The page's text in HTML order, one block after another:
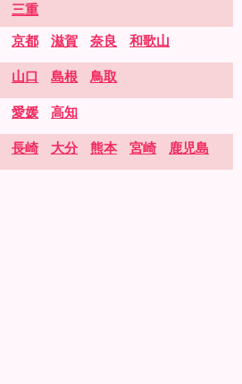
三重
京都 滋賀 奈良 和歌山
山口 島根 鳥取
愛媛 高知
長崎 大分 熊本 宮崎 鹿児島